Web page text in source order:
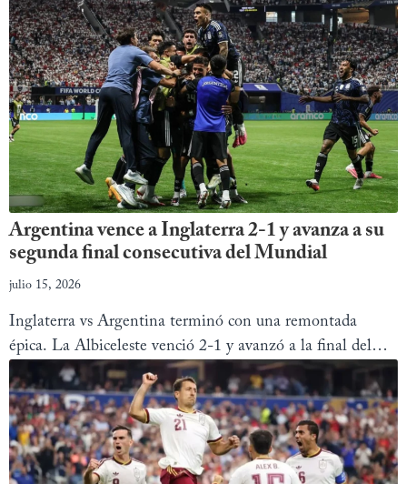
Argentina vence a Inglaterra 2-1 y avanza a su
segunda final consecutiva del Mundial
julio 15, 2026
Inglaterra vs Argentina terminó con una remontada
épica. La Albiceleste venció 2-1 y avanzó a la final del
Mundial 2026.